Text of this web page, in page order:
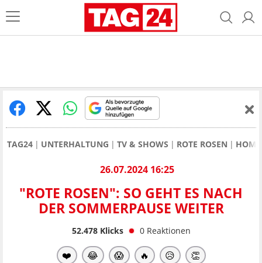
TAG24 UNTERHALTUNG TV & SHOWS ROTE ROSEN
26.07.2024 16:25
"ROTE ROSEN": SO GEHT ES NACH
DER SOMMERPAUSE WEITER
52.478Klicks 0 Reaktionen
❤️ 😂 😱 🔥 😥 👏